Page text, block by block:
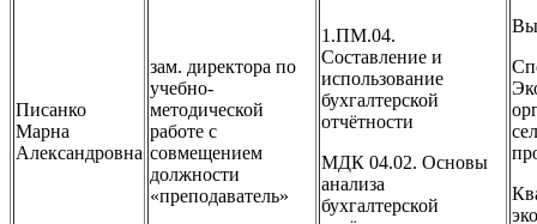
Писанко
Марна
Александровна
зам. директора по
учебно-
методической
работе с
совмещением
должности
«преподаватель»
1.ПМ.04.
Составление и
использование
бухгалтерской
отчётности
МДК 04.02. Основы
анализа
бухгалтерской